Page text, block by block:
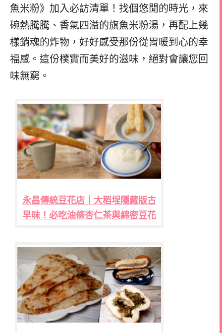
魚米粉》加入必訪清單！找個悠閒的時光，來
碗熱騰騰、香氣四溢的旗魚米粉湯，再配上幾
樣銷魂的炸物，好好感受那份從胃暖到心的幸
福感。這份樸實而美好的滋味，絕對會讓您回
味無窮。
永昌傳統豆花店｜大稻埕隱藏版古
早味！必吃油條杏仁茶與綿密豆花